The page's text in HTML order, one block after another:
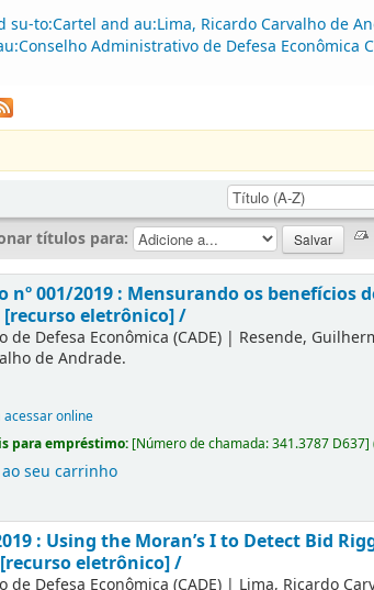
to:Cartel and au:Lima, Ricardo Carvalho de
Administrativo de Defesa Econômica
títulos para:
nº 001/2019 : Mensurando os benefícios
eletrônico] /
Defesa Econômica (CADE) | Resende,
de Andrade.
online
para empréstimo: [Número de chamada:341.3787 D637]
seu carrinho
: Using the Moran’s I to Detect Bid
eletrônico] /